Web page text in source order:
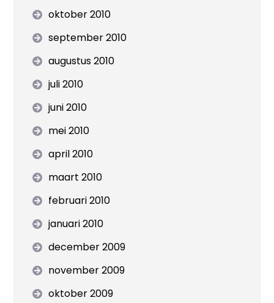
oktober 2010
september 2010
augustus 2010
juli 2010
juni 2010
mei 2010
april 2010
maart 2010
februari 2010
januari 2010
december 2009
november 2009
oktober 2009